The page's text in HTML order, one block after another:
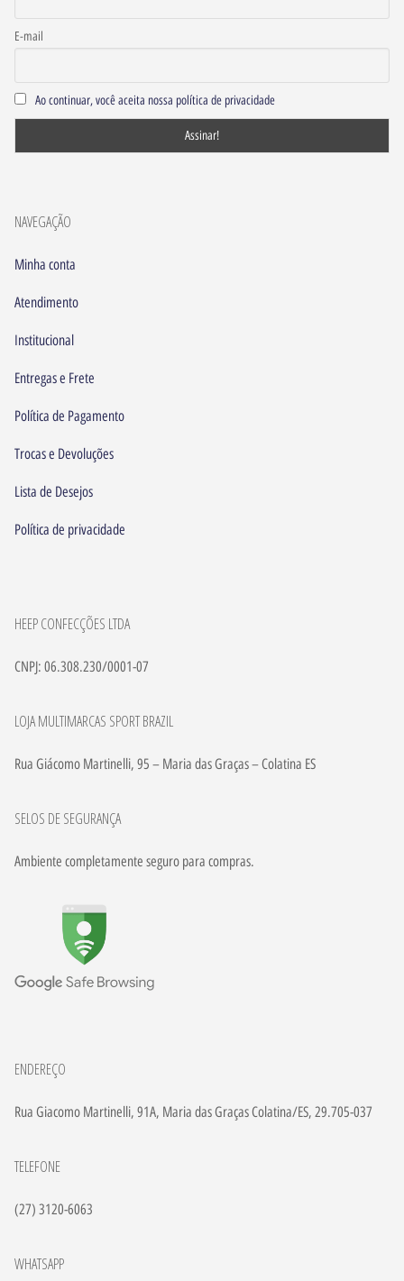
E-mail
Ao continuar, você aceita nossa política de privacidade
NAVEGAÇÃO
Minha conta
Atendimento
Institucional
Entregas e Frete
Política de Pagamento
Trocas e Devoluções
Lista de Desejos
Política de privacidade
HEEP CONFECÇÕES LTDA
CNPJ: 06.308.230/0001-07
LOJA MULTIMARCAS SPORT BRAZIL
Rua Giácomo Martinelli, 95 – Maria das Graças – Colatina ES
SELOS DE SEGURANÇA
Ambiente completamente seguro para compras.
ENDEREÇO
Rua Giacomo Martinelli, 91A, Maria das Graças Colatina/ES, 29.705-037
TELEFONE
(27) 3120-6063
WHATSAPP